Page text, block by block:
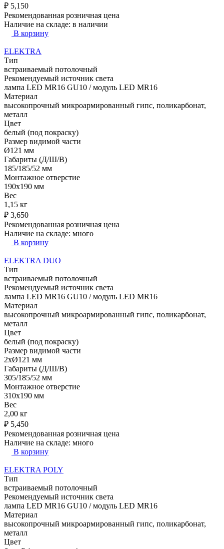
₽ 5,150
Рекомендованная розничная цена
Наличие на складе: в наличии
В корзину
ELEKTRA
Тип
встраиваемый потолочный
Рекомендуемый источник света
лампа LED MR16 GU10 / модуль LED MR16
Материал
высокопрочный микроармированный гипс, поликарбонат,
металл
Цвет
белый (под покраску)
Размер видимой части
Ø121 мм
Габариты (Д/Ш/В)
185/185/52 мм
Монтажное отверстие
190x190 мм
Вес
1,15 кг
₽ 3,650
Рекомендованная розничная цена
Наличие на складе: много
В корзину
ELEKTRA DUO
Тип
встраиваемый потолочный
Рекомендуемый источник света
лампа LED MR16 GU10 / модуль LED MR16
Материал
высокопрочный микроармированный гипс, поликарбонат,
металл
Цвет
белый (под покраску)
Размер видимой части
2xØ121 мм
Габариты (Д/Ш/В)
305/185/52 мм
Монтажное отверстие
310x190 мм
Вес
2,00 кг
₽ 5,450
Рекомендованная розничная цена
Наличие на складе: много
В корзину
ELEKTRA POLY
Тип
встраиваемый потолочный
Рекомендуемый источник света
лампа LED MR16 GU10 / модуль LED MR16
Материал
высокопрочный микроармированный гипс, поликарбонат,
металл
Цвет